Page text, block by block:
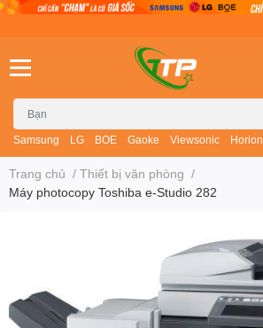
Samsung LG BOE Gaoke Viewsonic Horion
Trang chủ / Thiết bị văn phòng /
Máy photocopy Toshiba e-Studio 282